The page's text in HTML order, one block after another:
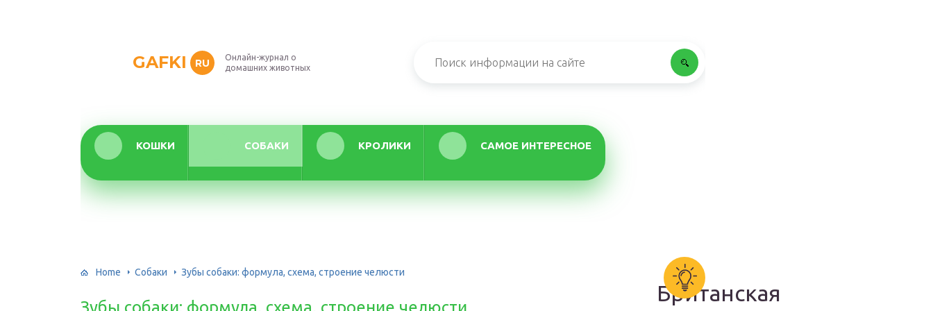
GAFKI RU
Онлайн-журнал о
домашних животных
КОШКИ СОБАКИ КРОЛИКИ САМОЕ ИНТЕРЕСНОЕ
Home Собаки Зубы собаки: формула, схема, строение челюсти
Зубы собаки: формула, схема, строение челюсти
Британская